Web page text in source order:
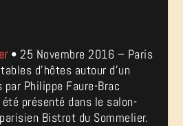
• 25 Novembre 2016 – Paris
d’hôtes autour d’un
Philippe Faure-Brac
été présenté dans le salon-
Bistrot du Sommelier.